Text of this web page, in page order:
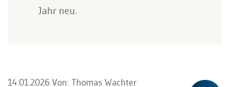
Jahr neu.
14.01.2026 Von: Thomas Wachter